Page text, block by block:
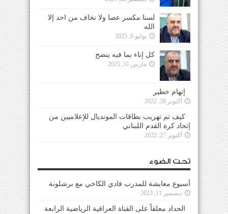
لسنا مكسر عصا ولا نخاف من احد إلا
الله
يوليو 6, 2025
كل إناء بما فيه ينضح
مارس 31, 2025
إتهام خطير
أكتوبر 28, 2022
كيف تم تهريب بطاقات المونديال للإعلاميين من
إتحاد كرة القدم اللبناني
أكتوبر 27, 2022
تحت الضوء
أسبوع معايشة للمدرب فادي الكاخي مع برشلونة
ديسمبر 11, 2023
الحداد معلقاً على القناة العراقية الرياضية الرابعة